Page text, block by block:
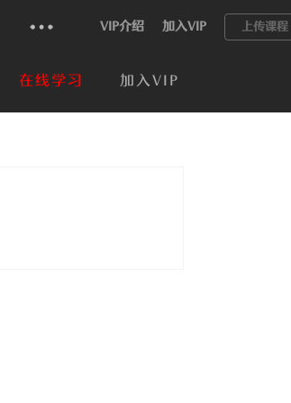
VIP介绍 加入VIP 上传课程
在线学习 加入VIP